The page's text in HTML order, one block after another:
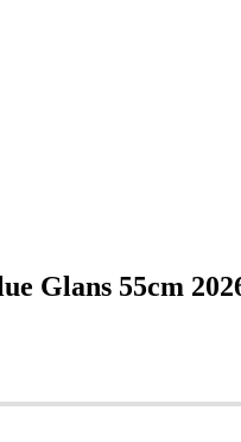
Glans 55cm